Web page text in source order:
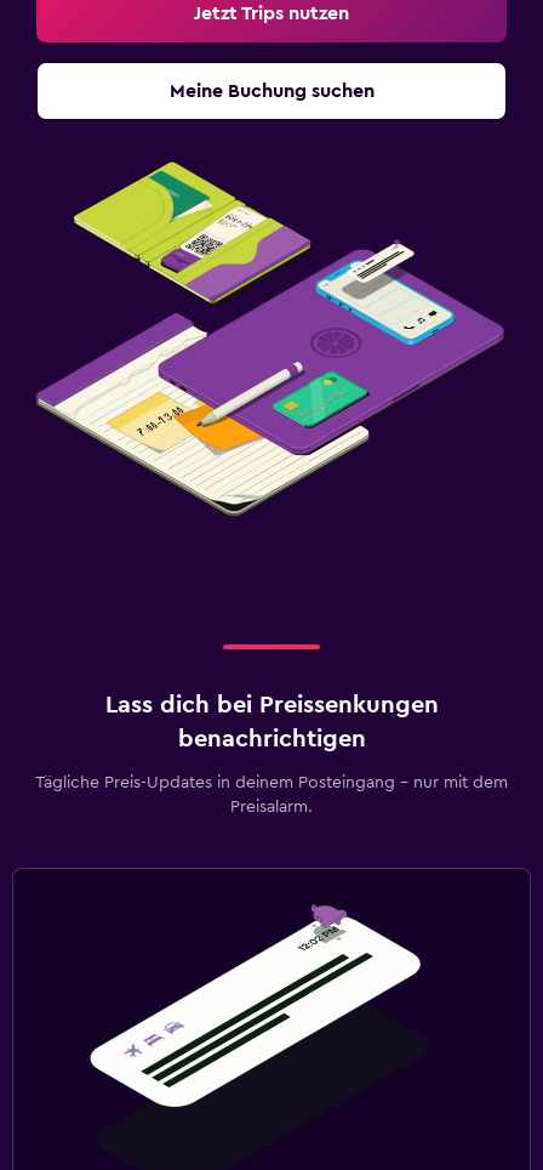
Jetzt Trips nutzen
Meine Buchung suchen
Lass dich bei Preissenkungen
benachrichtigen
Tägliche Preis-Updates in deinem Posteingang – nur mit dem
Preisalarm.